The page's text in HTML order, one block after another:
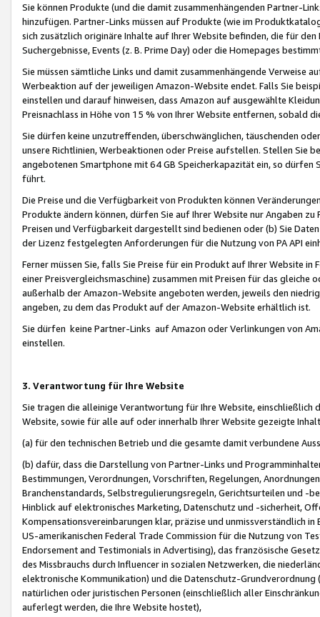
Sie können Produkte (und die damit zusammenhängenden Partner-
hinzufügen. Partner-Links müssen auf Produkte (wie im
sich zusätzlich originäre Inhalte auf Ihrer Website befinden, die für
Suchergebnisse, Events (z. B. Prime Day) oder die Homepages
Sie müssen sämtliche Links und damit zusammenhängende
Werbeaktion auf der jeweiligen Amazon-Website endet. Falls Sie
einstellen und darauf hinweisen, dass Amazon auf ausgewählte
Preisnachlass in Höhe von 15 % von Ihrer Website entfernen, sobald
Sie dürfen keine unzutreffenden, überschwänglichen, täuschenden
unsere Richtlinien, Werbeaktionen oder Preise aufstellen. Stellen Sie
angebotenen Smartphone mit 64 GB Speicherkapazität ein, so dürfen
führt.
Die Preise und die Verfügbarkeit von Produkten können
Produkte ändern können, dürfen Sie auf Ihrer Website nur Angaben
Preisen und Verfügbarkeit dargestellt sind bedienen oder (b) Sie
der Lizenz festgelegten Anforderungen für die Nutzung von PA API
Ferner müssen Sie, falls Sie Preise für ein Produkt auf Ihrer Website
einer Preisvergleichsmaschine) zusammen mit Preisen für das
außerhalb der Amazon-Website angeboten werden, jeweils den
angeben, zu dem das Produkt auf der Amazon-Website erhältlich ist.
Sie dürfen keine Partner-Links auf Amazon oder Verlinkungen von
einstellen.
3. Verantwortung für Ihre Website
Sie tragen die alleinige Verantwortung für Ihre Website,
Website, sowie für alle auf oder innerhalb Ihrer Website gezeigte
(a) für den technischen Betrieb und die gesamte damit verbundene
(b) dafür, dass die Darstellung von Partner-Links und
Bestimmungen, Verordnungen, Vorschriften, Regelungen,
Branchenstandards, Selbstregulierungsregeln, Gerichtsurteilen und -
Hinblick auf elektronisches Marketing, Datenschutz und -sicherheit,
Kompensationsvereinbarungen klar, präzise und unmissverständlich
US-amerikanischen Federal Trade Commission für die Nutzung von
Endorsement and Testimonials in Advertising), das französische
des Missbrauchs durch Influencer in sozialen Netzwerken, die
elektronische Kommunikation) und die Datenschutz-
natürlichen oder juristischen Personen (einschließlich aller
auferlegt werden, die Ihre Website hostet),